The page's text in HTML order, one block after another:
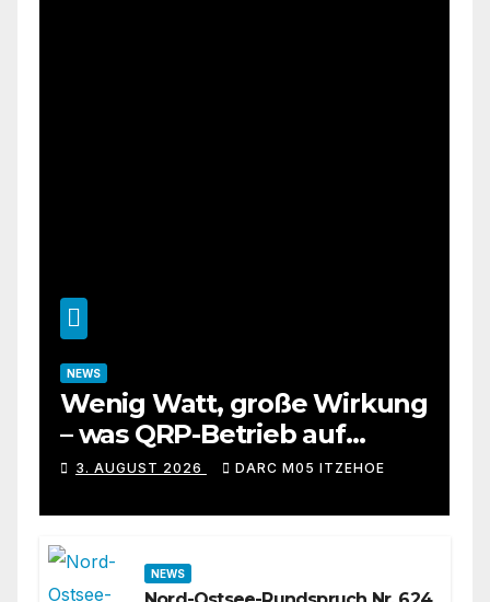
NEWS
Wenig Watt, große Wirkung
– was QRP-Betrieb auf
Kurzwelle wirklich kann
3. AUGUST 2026 DARC M05 ITZEHOE
NEWS